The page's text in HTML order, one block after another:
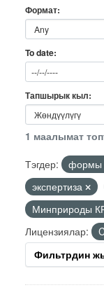
Формат
To date
Тапшырык кыл
1 маалымат
Тэгдер:
формы
экспертиза
Минприроды
Лицензиялар:
Фильтрдин